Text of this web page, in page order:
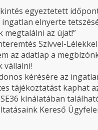
egyeztetett
ingatlan elnyerte
megtalálni az újat!”
Szívvel-Lélekkel
az adatlap a
vállalni!
kérésére az
tájékoztatást kaphat
kínálatában
Kereső